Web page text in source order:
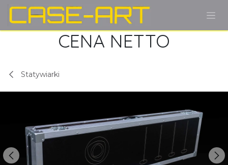
Przejdź do zawartości
CENA NETTO
Statywiarki